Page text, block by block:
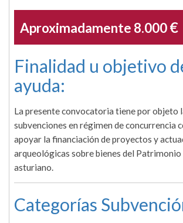
Aproximadamente 8.000€
Finalidad u objetivo
ayuda:
La presente convocatoria tiene por objeto
subvenciones en régimen de concurrencia
apoyar la financiación de proyectos y
arqueológicas sobre bienes del
asturiano.
Categorías